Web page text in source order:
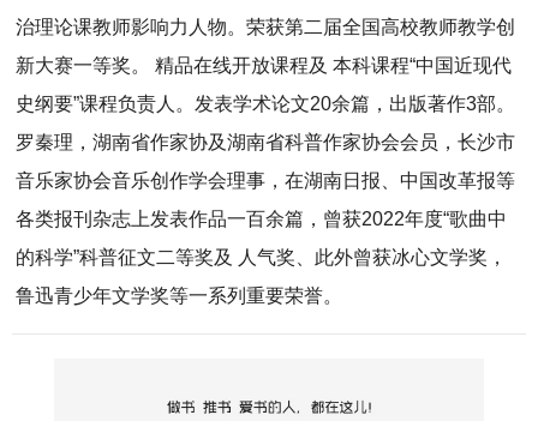
治理论课教师影响力人物。荣获第二届全国高校教师教学创
新大赛一等奖。 精品在线开放课程及 本科课程“中国近现代
史纲要”课程负责人。发表学术论文20余篇，出版著作3部。
罗秦理，湖南省作家协及湖南省科普作家协会会员，长沙市
音乐家协会音乐创作学会理事，在湖南日报、中国改革报等
各类报刊杂志上发表作品一百余篇，曾获2022年度“歌曲中
的科学”科普征文二等奖及 人气奖、此外曾获冰心文学奖，
鲁迅青少年文学奖等一系列重要荣誉。